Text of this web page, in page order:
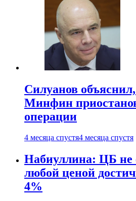
Силуанов
Минфин
операции
4 месяца спустя4 месяца спустя
Набиуллина: ЦБ не
любой ценой
4%